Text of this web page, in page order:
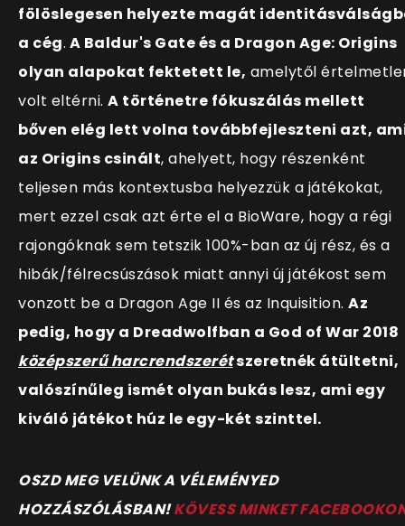
fölöslegesen helyezte magát
a cég. A Baldur's Gate és a Dragon Age: Origins
olyan alapokat fektetett le, amelytől
volt eltérni. A történetre fókuszálás mellett
bőven elég lett volna továbbfejleszteni azt,
az Origins csinált, ahelyett, hogy részenként
teljesen más kontextusba helyezzük a játékokat,
mert ezzel csak azt érte el a BioWare, hogy a régi
rajongóknak sem tetszik 100%-ban az új rész, és a
hibák/félrecsúszások miatt annyi új játékost sem
vonzott be a Dragon Age II és az Inquisition. Az
pedig, hogy a Dreadwolfban a God of War 2018
középszerű harcrendszerétszeretnék átültetni,
valószínűleg ismét olyan bukás lesz, ami egy
kiváló játékot húz le egy-két szinttel.
OSZD MEG VELÜNK A VÉLEMÉNYED
HOZZÁSZÓLÁSBAN!KÖVESS MINKET